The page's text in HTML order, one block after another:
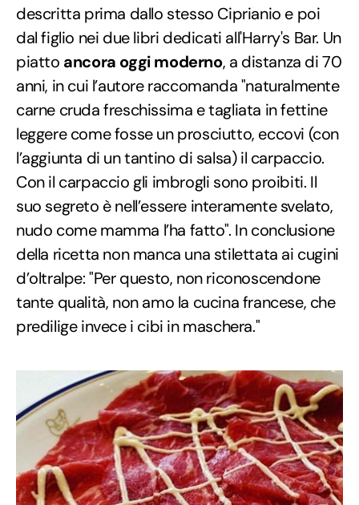
descritta prima dallo stesso Ciprianio e poi
dal figlio nei due libri dedicati all'Harry's Bar. Un
piatto ancora oggi moderno, a distanza di 70
anni, in cui l’autore raccomanda "naturalmente
carne cruda freschissima e tagliata in fettine
leggere come fosse un prosciutto, eccovi (con
l’aggiunta di un tantino di salsa) il carpaccio.
Con il carpaccio gli imbrogli sono proibiti. Il
suo segreto è nell’essere interamente svelato,
nudo come mamma l’ha fatto". In conclusione
della ricetta non manca una stilettata ai cugini
d’oltralpe: "Per questo, non riconoscendone
tante qualità, non amo la cucina francese, che
predilige invece i cibi in maschera."